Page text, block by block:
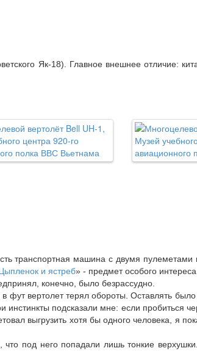
Як-18). Главное внешнее отличие:
транспортная машина с двумя
и ястреб» - предмет особого
конечно, было безрассудно.
фут вертолет терял обороты. Оставлять
подсказали мне: если пробиться
выгрузить хотя бы одного человека, я
что под него попадали лишь тонкие